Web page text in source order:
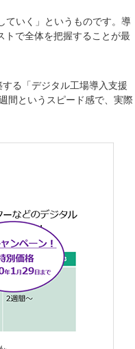
ていく」というものです。導
トで全体を把握することが最
る「デジタル工場導入支援
間というスピード感で、実際